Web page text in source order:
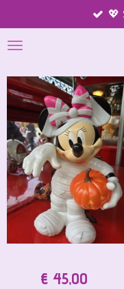
direct
naar
hoofdinhoud
💖 SHIPPING TIMES 💖
€ 45,00